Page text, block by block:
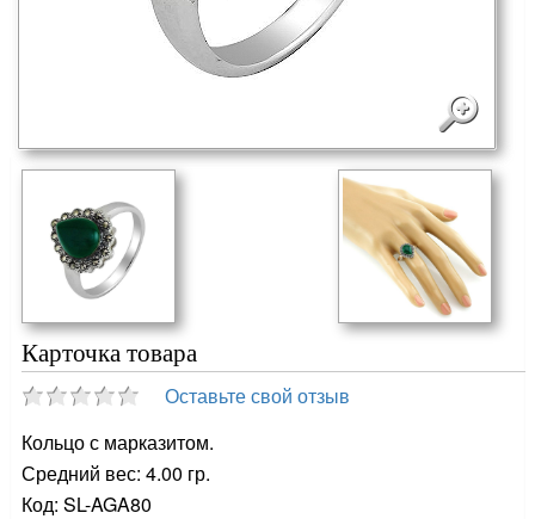
Карточка товара
Оставьте свой отзыв
Кольцо с марказитом.
Средний вес: 4.00 гр.
Код: SL-AGA80